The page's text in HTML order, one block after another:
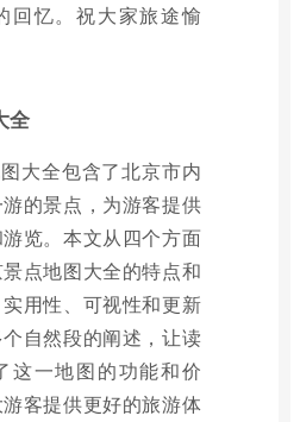
回忆。祝大家旅途愉
全
大全包含了北京市内
的景点，为游客提供
览。本文从四个方面
点地图大全的特点和
用性、可视性和更新
自然段的阐述，让读
这一地图的功能和价
客提供更好的旅游体